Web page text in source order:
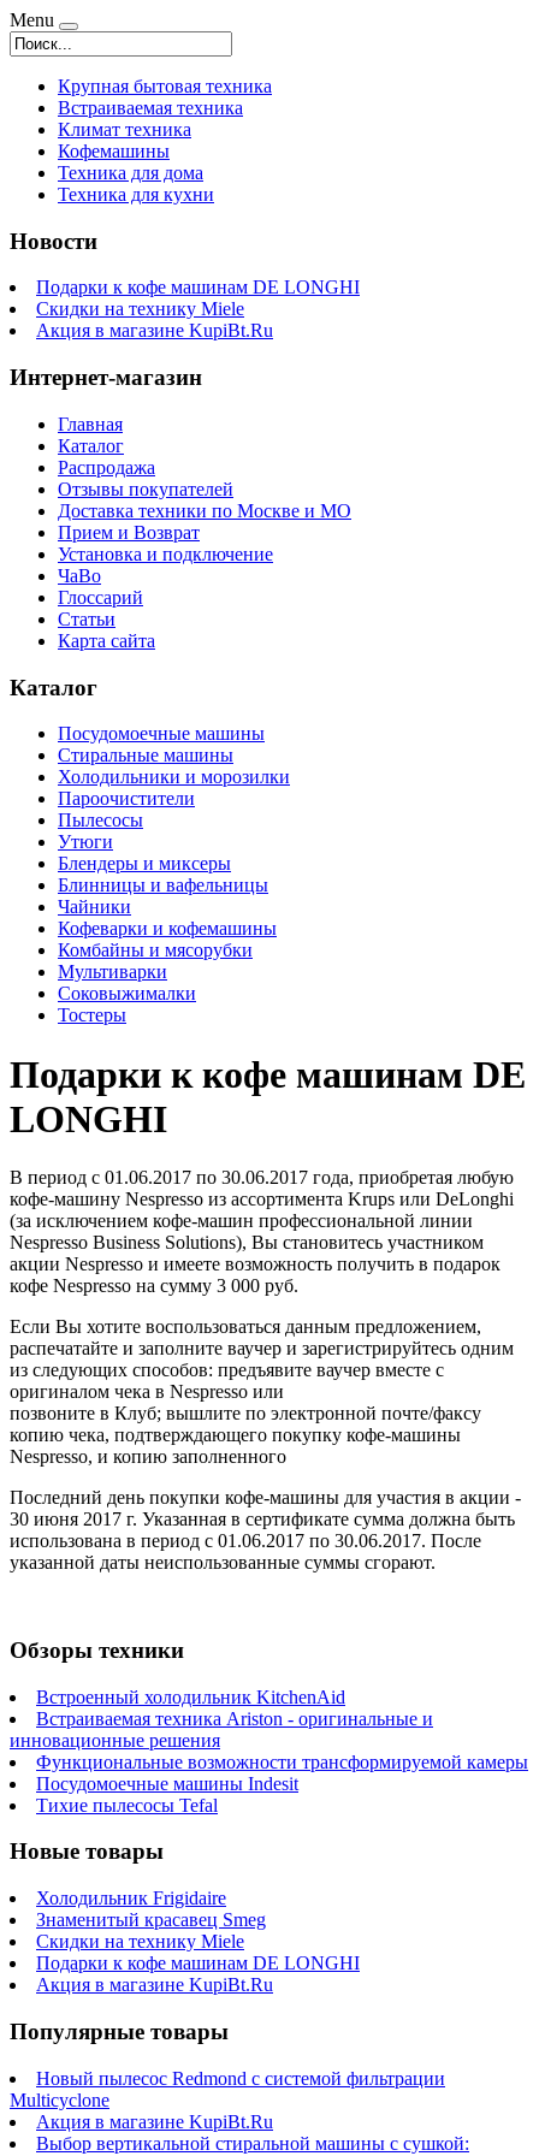
Menu
Крупная бытовая техника
Встраиваемая техника
Климат техника
Кофемашины
Техника для дома
Техника для кухни
Новости
Подарки к кофе машинам DE LONGHI
Скидки на технику Miele
Акция в магазине KupiBt.Ru
Интернет-магазин
Главная
Каталог
Распродажа
Отзывы покупателей
Доставка техники по Москве и МО
Прием и Возврат
Установка и подключение
ЧаВо
Глоссарий
Статьи
Карта сайта
Каталог
Посудомоечные машины
Стиральные машины
Холодильники и морозилки
Пароочистители
Пылесосы
Утюги
Блендеры и миксеры
Блинницы и вафельницы
Чайники
Кофеварки и кофемашины
Комбайны и мясорубки
Мультиварки
Соковыжималки
Тостеры
Подарки к кофе машинам DE
LONGHI
В период c 01.06.2017 по 30.06.2017 года, приобретая любую
кофе-машину Nespresso из ассортимента Krups или DeLonghi
(за исключением кофе-машин профессиональной линии
Nespresso Business Solutions), Вы становитесь участником
акции Nespresso и имеете возможность получить в подарок
кофе Nespresso на сумму 3 000 руб.
Если Вы хотите воспользоваться данным предложением,
распечатайте и заполните ваучер и зарегистрируйтесь одним
из следующих способов: предъявите ваучер вместе с
оригиналом чека в Nespresso или
позвоните в Клуб; вышлите по электронной почте/факсу
копию чека, подтверждающего покупку кофе-машины
Nespresso, и копию заполненного
Последний день покупки кофе-машины для участия в акции -
30 июня 2017 г. Указанная в сертификате сумма должна быть
использована в период c 01.06.2017 по 30.06.2017. После
указанной даты неиспользованные суммы сгорают.
Обзоры техники
Встроенный холодильник KitchenAid
Встраиваемая техника Ariston - оригинальные и
инновационные решения
Функциональные возможности трансформируемой камеры
Посудомоечные машины Indesit
Тихие пылесосы Tefal
Новые товары
Холодильник Frigidaire
Знаменитый красавец Smeg
Скидки на технику Miele
Подарки к кофе машинам DE LONGHI
Акция в магазине KupiBt.Ru
Популярные товары
Новый пылесос Redmond с системой фильтрации
Multicyclone
Акция в магазине KupiBt.Ru
Выбор вертикальной стиральной машины с сушкой: